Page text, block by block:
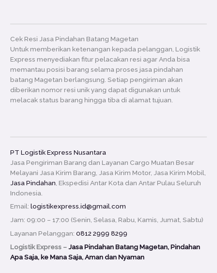
Cek Resi Jasa Pindahan Batang Magetan
Untuk memberikan ketenangan kepada pelanggan, Logistik
Express menyediakan fitur pelacakan resi agar Anda bisa
memantau posisi barang selama proses jasa pindahan
batang Magetan berlangsung. Setiap pengiriman akan
diberikan nomor resi unik yang dapat digunakan untuk
melacak status barang hingga tiba di alamat tujuan.
PT Logistik Express Nusantara
Jasa Pengiriman Barang dan Layanan Cargo Muatan Besar
Melayani Jasa Kirim Barang, Jasa Kirim Motor, Jasa Kirim Mobil,
Jasa Pindahan , Ekspedisi Antar Kota dan Antar Pulau Seluruh
Indonesia.
Email:logistikexpress.id@gmail.com
Jam: 09:00 – 17:00 (Senin, Selasa, Rabu, Kamis, Jumat, Sabtu)
Layanan Pelanggan:0812 2999 8299
Logistik Express –Jasa Pindahan Batang Magetan, Pindahan
Apa Saja, ke Mana Saja, Aman dan Nyaman